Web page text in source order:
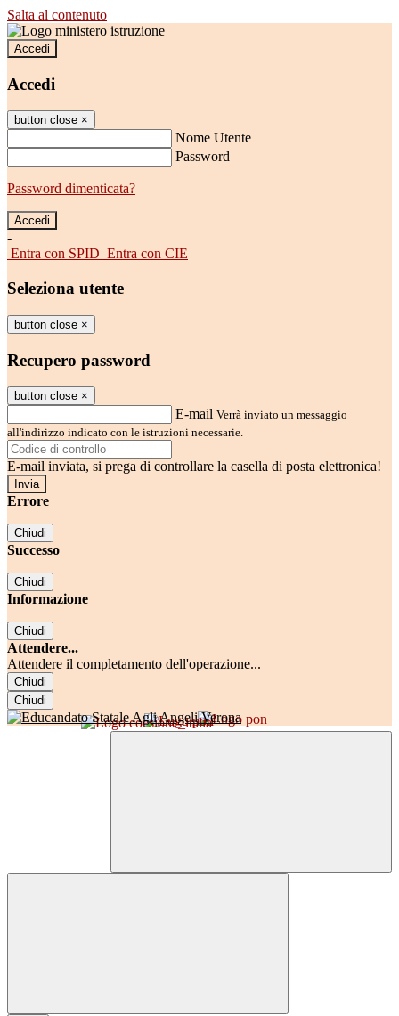
Salta al contenuto
Accedi
Accedi
button close ×
Nome Utente
Password
Password dimenticata?
-
Entra con SPID Entra con CIE
Seleziona utente
button close ×
Recupero password
button close ×
E-mail Verrà inviato un messaggio
all'indirizzo indicato con le istruzioni necessarie.
E-mail inviata, si prega di controllare la casella di posta elettronica!
Errore
Chiudi
Successo
Chiudi
Informazione
Chiudi
Attendere...
Attendere il completamento dell'operazione...
Chiudi
Chiudi